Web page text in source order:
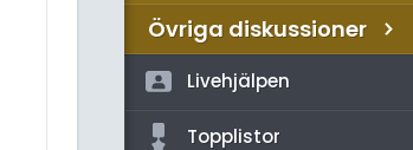
Övriga diskussioner
Livehjälpen
Topplistor